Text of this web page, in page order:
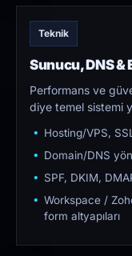
Teknik
Sunucu, DNS &
Performans ve
diye temel sistemi
Hosting/VPS,
Domain/DNS
SPF, DKIM,
Workspace /
form altyapıları